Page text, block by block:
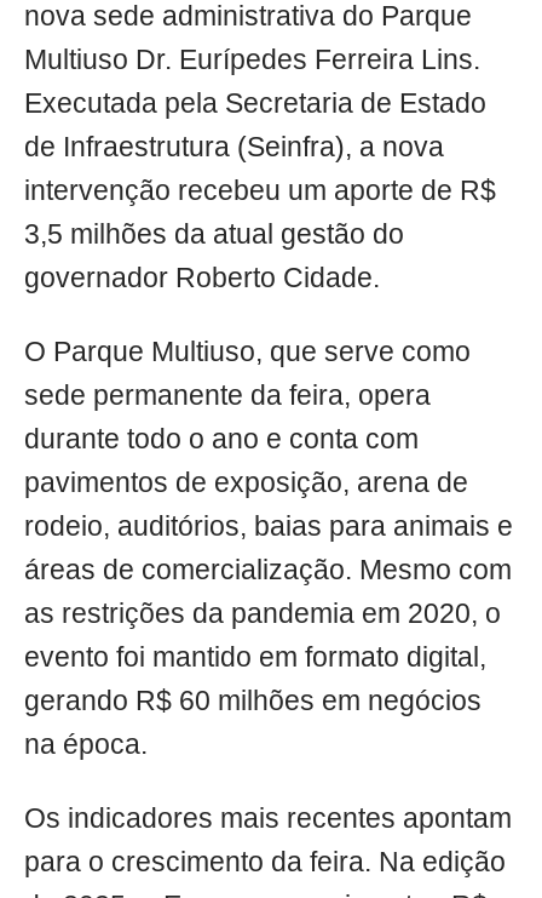
nova sede administrativa do Parque
Multiuso Dr. Eurípedes Ferreira Lins.
Executada pela Secretaria de Estado
de Infraestrutura (Seinfra), a nova
intervenção recebeu um aporte de R$
3,5 milhões da atual gestão do
governador Roberto Cidade.
O Parque Multiuso, que serve como
sede permanente da feira, opera
durante todo o ano e conta com
pavimentos de exposição, arena de
rodeio, auditórios, baias para animais e
áreas de comercialização. Mesmo com
as restrições da pandemia em 2020, o
evento foi mantido em formato digital,
gerando R$ 60 milhões em negócios
na época.
Os indicadores mais recentes apontam
para o crescimento da feira. Na edição